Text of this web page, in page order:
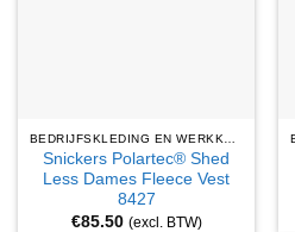
Snickers Polartec® Shed
Less Dames Fleece Vest
8427
€85.50 (excl. BTW)